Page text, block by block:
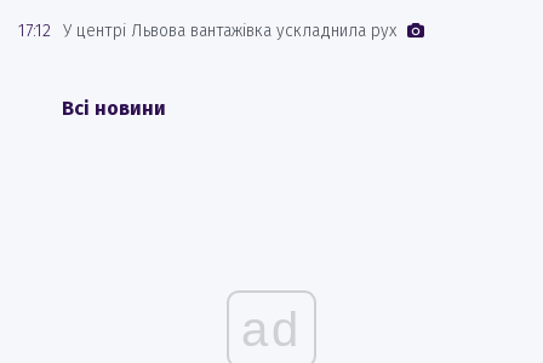
17:12 У центрі Львова вантажівка ускладнила рух
Всі новини
ad